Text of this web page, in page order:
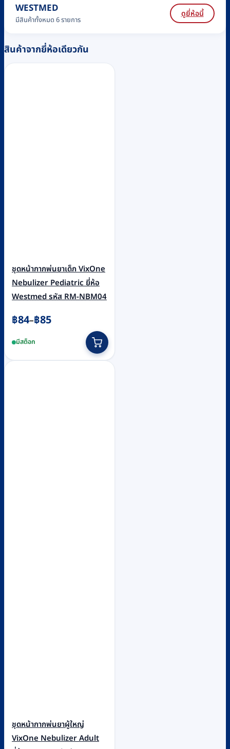
WESTMED
มีสินค้าทั้งหมด 6 รายการ
ดูยี่ห้อนี้
สินค้าจากยี่ห้อเดียวกัน
ชุดหน้ากากพ่นยาเด็ก VixOne
Nebulizer Pediatric ยี่ห้อ
Westmed รหัส RM-NBM04
฿84–฿85
Price
฿84
through
มีสต็อก
product
has
ชุดหน้ากากพ่นยาผู้ใหญ่
VixOne Nebulizer Adult